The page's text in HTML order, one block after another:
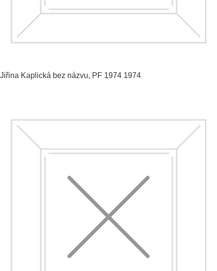
Jiřina Kaplická bez názvu, PF 1974 1974